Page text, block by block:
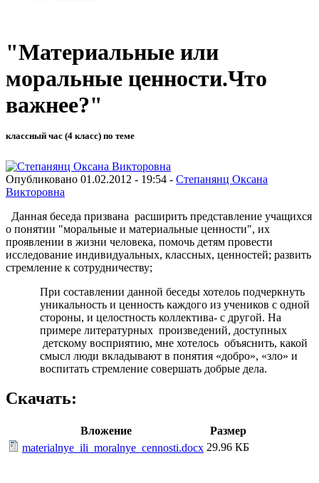
"Материальные или
моральные ценности.Что
важнее?"
классный час (4 класс) по теме
Опубликовано 01.02.2012 - 19:54 - Степанянц Оксана
Викторовна
Данная беседа призвана расширить представление учащихся
о понятии "моральные и материальные ценности", их
проявлении в жизни человека, помочь детям провести
исследование индивидуальных, классных, ценностей; развить
стремление к сотрудничеству;
При составлении данной беседы хотелоь подчеркнуть
уникальность и ценность каждого из учеников с одной
стороны, и целостность коллектива- с другой. На
примере литературных произведений, доступных
детскому восприятию, мне хотелось объяснить, какой
смысл люди вкладывают в понятия «добро», «зло» и
воспитать стремление совершать добрые дела.
Скачать:
Вложение
Размер
materialnye_ili_moralnye_cennosti.docx 29.96 КБ